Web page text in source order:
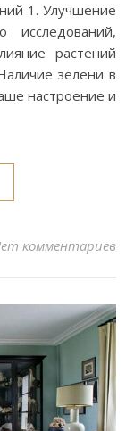
1. Улучшение
исследований,
растений
зелени в
настроение и
комментариев